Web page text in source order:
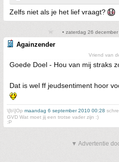
Zelfs niet als je het lief vraagt?
• zaterdag 26
Againzender
Vriend van
Goede Doel - Hou van mij straks
Dat is wel ff jeudsentiment hoor
\[b\]Op maandag 6 september 2010 00:28
GVD Wat moet jij een trotse vader zijn :)
:P
▼ Advertentie